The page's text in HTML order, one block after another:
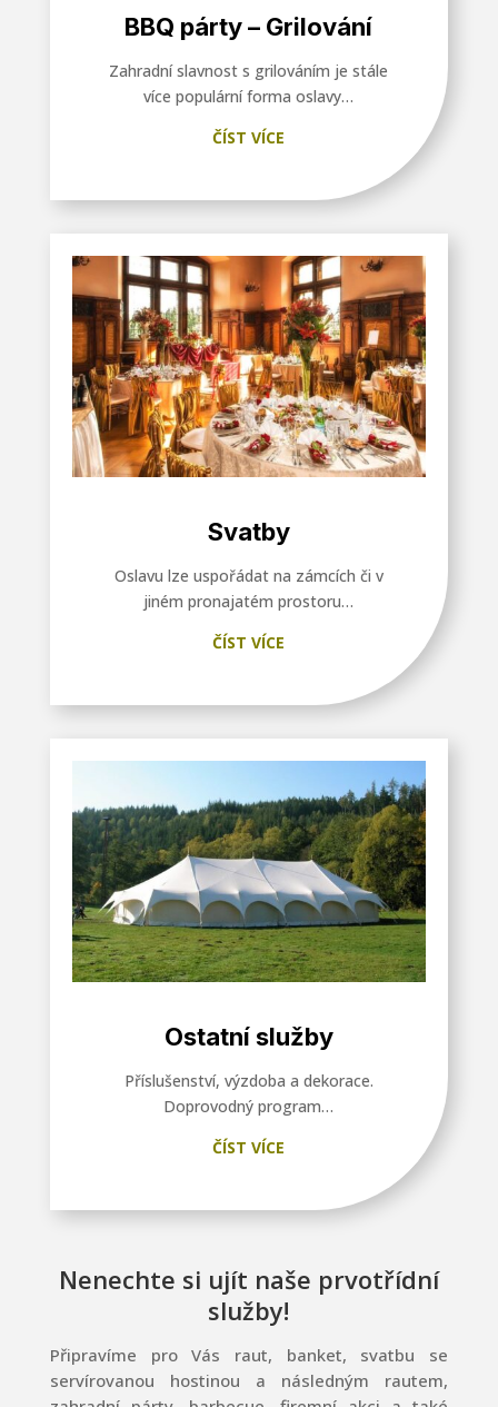
BBQ párty – Grilování
Zahradní slavnost s grilováním je stále
více populární forma oslavy…
ČÍST VÍCE
Svatby
Oslavu lze uspořádat na zámcích či v
jiném pronajatém prostoru…
ČÍST VÍCE
Ostatní služby
Příslušenství, výzdoba a dekorace.
Doprovodný program…
ČÍST VÍCE
Nenechte si ujít naše prvotřídní
služby!
Připravíme pro Vás raut, banket, svatbu se
servírovanou hostinou a následným rautem,